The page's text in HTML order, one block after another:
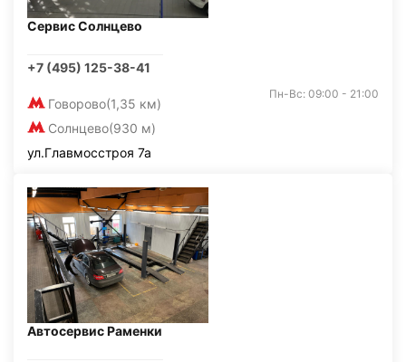
Сервис Солнцево
+7 (495) 125-38-41
Говорово(1,35 км)
Солнцево(930 м)
Пн-Вс: 09:00 - 21:00
ул.Главмосстроя 7а
Автосервис Раменки